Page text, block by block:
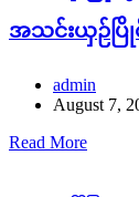
အသင်းယှဉ်
admin
August 7,
Read More